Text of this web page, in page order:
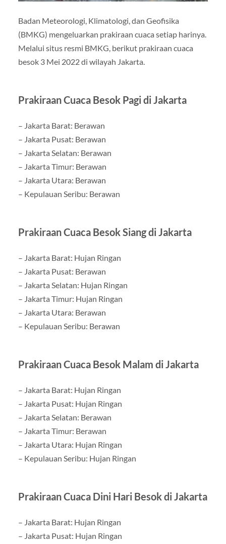
Badan Meteorologi, Klimatologi, dan Geofisika
(BMKG) mengeluarkan prakiraan cuaca setiap harinya.
Melalui situs resmi BMKG, berikut prakiraan cuaca
besok 3 Mei 2022 di wilayah Jakarta.
Prakiraan Cuaca Besok Pagi di Jakarta
– Jakarta Barat: Berawan
– Jakarta Pusat: Berawan
– Jakarta Selatan: Berawan
– Jakarta Timur: Berawan
– Jakarta Utara: Berawan
– Kepulauan Seribu: Berawan
Prakiraan Cuaca Besok Siang di Jakarta
– Jakarta Barat: Hujan Ringan
– Jakarta Pusat: Berawan
– Jakarta Selatan: Hujan Ringan
– Jakarta Timur: Hujan Ringan
– Jakarta Utara: Berawan
– Kepulauan Seribu: Berawan
Prakiraan Cuaca Besok Malam di Jakarta
– Jakarta Barat: Hujan Ringan
– Jakarta Pusat: Hujan Ringan
– Jakarta Selatan: Berawan
– Jakarta Timur: Berawan
– Jakarta Utara: Hujan Ringan
– Kepulauan Seribu: Hujan Ringan
Prakiraan Cuaca Dini Hari Besok di Jakarta
– Jakarta Barat: Hujan Ringan
– Jakarta Pusat: Hujan Ringan